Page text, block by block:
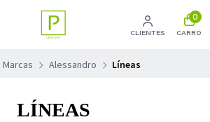
CLIENTES
0
CARRO
Marcas Alessandro Líneas
LÍNEAS